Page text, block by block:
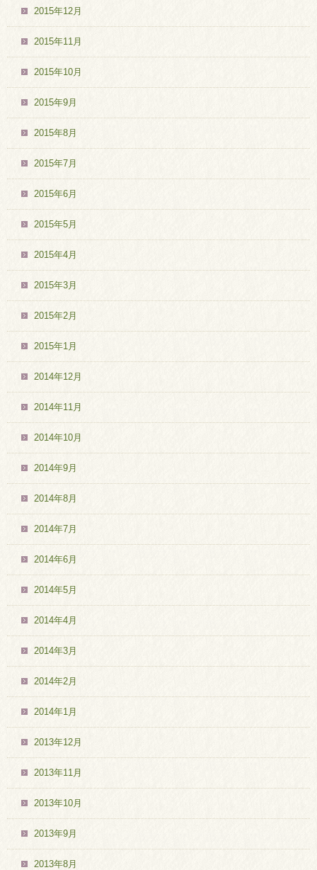
2015年12月
2015年11月
2015年10月
2015年9月
2015年8月
2015年7月
2015年6月
2015年5月
2015年4月
2015年3月
2015年2月
2015年1月
2014年12月
2014年11月
2014年10月
2014年9月
2014年8月
2014年7月
2014年6月
2014年5月
2014年4月
2014年3月
2014年2月
2014年1月
2013年12月
2013年11月
2013年10月
2013年9月
2013年8月